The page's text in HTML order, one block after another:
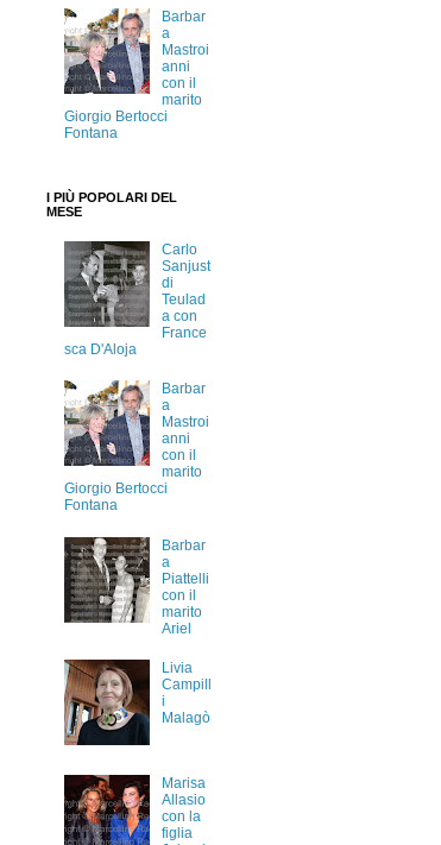
Barbar
a
Mastroi
anni
con il
marito
Giorgio Bertocci
Fontana
I PIÙ POPOLARI DEL
MESE
Carlo
Sanjust
di
Teulad
a con
France
sca D'Aloja
Barbar
a
Mastroi
anni
con il
marito
Giorgio Bertocci
Fontana
Barbar
a
Piattelli
con il
marito
Ariel
Livia
Campill
i
Malagò
Marisa
Allasio
con la
figlia